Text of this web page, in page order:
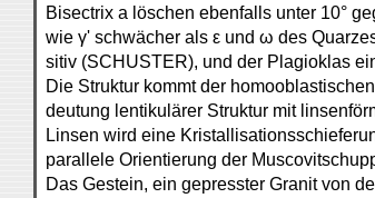
Bisectrix a löschen ebenfalls unter 10°
wie γ' schwächer als ε und ω des
sitiv (SCHUSTER), und der Plagioklas
Die Struktur kommt der
deutung lentikulärer Struktur mit
Linsen wird eine
parallele Orientierung der
Das Gestein, ein gepresster Granit von